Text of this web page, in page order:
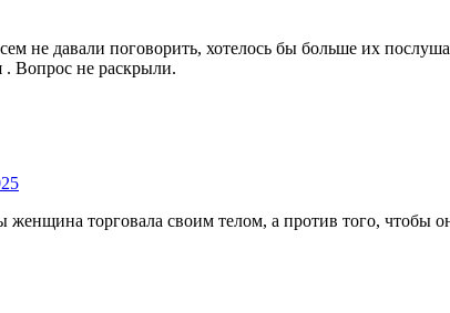
не давали поговорить, хотелось бы больше их
. Вопрос не раскрыли.
торговала своим телом, а против того, чтобы